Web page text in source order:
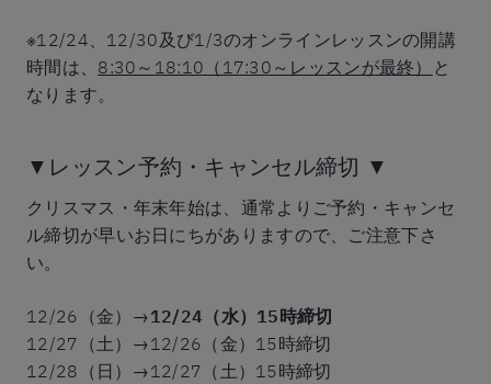
※12/24、12/30及び1/3のオンラインレッスンの開講
時間は、 8:30～18:10（17:30～レッスンが最終）
と
なります。
▼レッスン予約・キャンセル締切 ▼
クリスマス・年末年始は、通常よりご予約・キャンセ
ル締切が早いお日にちがありますので、ご注意下さ
い。
12/26（金）→12/24（水）15時締切
12/27（土）→12/26（金）15時締切
12/28（日）→12/27（土）15時締切